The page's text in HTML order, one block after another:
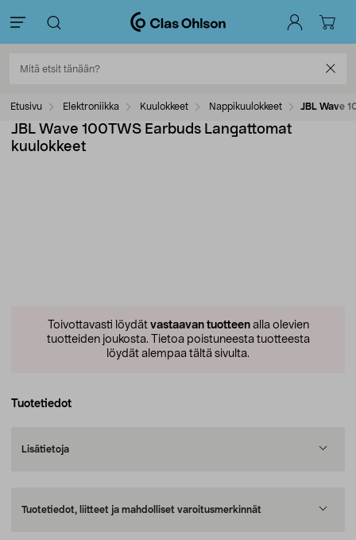
Etusivu Elektroniikka Kuulokkeet Nappikuulokkeet JBL Wave
JBL Wave 100TWS Earbuds Langattomat
kuulokkeet
Toivottavasti löydät vastaavan tuotteenalla olevien
tuotteiden joukosta. Tietoa poistuneesta tuotteesta
löydät alempaa tältä sivulta.
Tuotetiedot
Lisätietoja
Tuotetiedot, liitteet ja mahdolliset varoitusmerkinnät